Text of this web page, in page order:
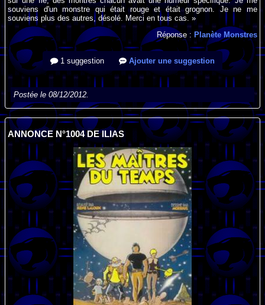
souviens d'un monstre qui était rouge et était grognon. Je ne me
souviens plus des autres, désolé. Merci en tous cas. »
Réponse : Planète Monstres
1 suggestion Ajouter une suggestion
Postée le 08/12/2012.
ANNONCE N°1004 DE ILIAS